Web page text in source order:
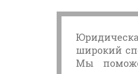
широкий
Мы